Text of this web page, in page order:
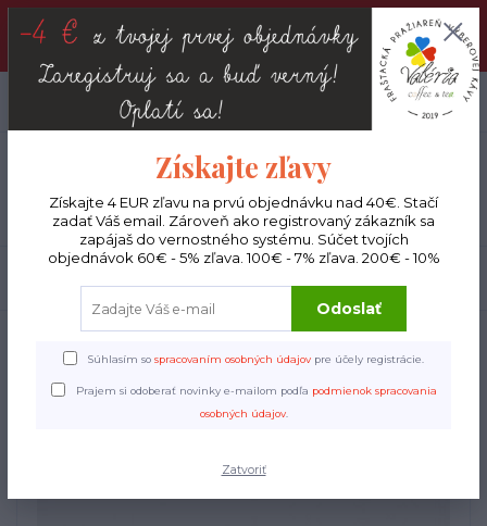
DOPRAVA ZADARMO : Od 30€ objednávky (Packeta BOX ), 50€
(DPD kuriér) BYŤ VERNÝ SA OPLATÍ! Zisti viac o našom
VERNOSTNOM PROGRAME!
0
0 €
Úvod Hudobné nástroje Kalimba Klassik
Kalimba Klassik
Získajte zľavy
Získajte 4 EUR zľavu na prvú objednávku nad 40€. Stačí
zadať Váš email. Zároveň ako registrovaný zákazník sa
zapájaš do vernostného systému. Súčet tvojích
objednávok 60€ - 5% zľava. 100€ - 7% zľava. 200€ - 10%
Odoslať
Súhlasím so spracovaním osobných údajov pre účely registrácie.
Prajem si odoberať novinky e-mailom podľa podmienok spracovania
osobných údajov.
Zatvoriť